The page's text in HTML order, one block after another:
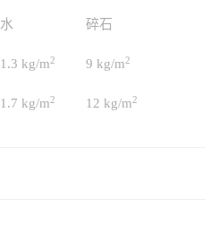
水 碎石
1.3 kg/m2 9 kg/m2
1.7 kg/m2 12 kg/m2